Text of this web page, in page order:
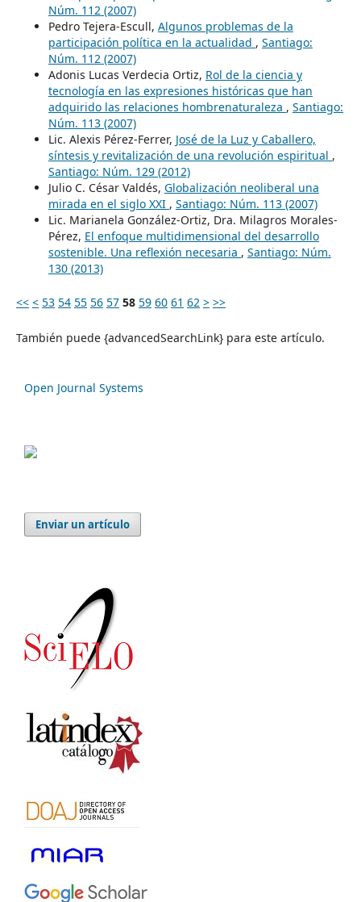
Núm. 112 (2007)
Pedro Tejera-Escull, Algunos problemas de la
participación política en la actualidad , Santiago:
Núm. 112 (2007)
Adonis Lucas Verdecia Ortiz, Rol de la ciencia y
tecnología en las expresiones históricas que han
adquirido las relaciones hombrenaturaleza , Santiago:
Núm. 113 (2007)
Lic. Alexis Pérez-Ferrer, José de la Luz y Caballero,
síntesis y revitalización de una revolución espiritual ,
Santiago: Núm. 129 (2012)
Julio C. César Valdés, Globalización neoliberal una
mirada en el siglo XXI , Santiago: Núm. 113 (2007)
Lic. Marianela González-Ortiz, Dra. Milagros Morales-
Pérez, El enfoque multidimensional del desarrollo
sostenible. Una reflexión necesaria , Santiago: Núm.
130 (2013)
<< < 53 54 55 56 57 58 59 60 61 62 > >>
También puede {advancedSearchLink} para este artículo.
Open Journal Systems
Enviar un artículo